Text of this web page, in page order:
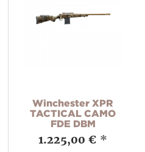
Winchester XPR
TACTICAL CAMO
FDE DBM
1.225,00 € *